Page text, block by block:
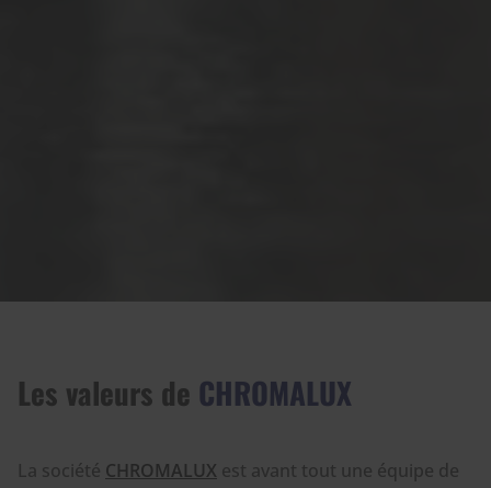
Les valeurs de CHROMALUX
La société CHROMALUX est avant tout une équipe de